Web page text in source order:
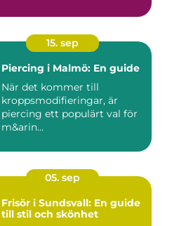
15. sep
Piercing i Malmö: En guide
När det kommer till
kroppsmodifieringar, är
piercing ett populärt val för
m&arin...
05. sep
Frisör i Sundsvall: En guide
till stil och skönhet